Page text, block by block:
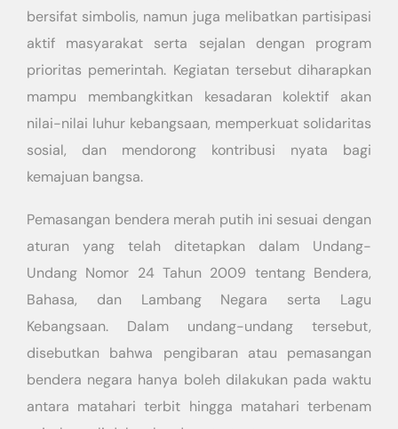
bersifat simbolis, namun juga melibatkan partisipasi
aktif masyarakat serta sejalan dengan program
prioritas pemerintah. Kegiatan tersebut diharapkan
mampu membangkitkan kesadaran kolektif akan
nilai-nilai luhur kebangsaan, memperkuat solidaritas
sosial, dan mendorong kontribusi nyata bagi
kemajuan bangsa.
Pemasangan bendera merah putih ini sesuai dengan
aturan yang telah ditetapkan dalam Undang-
Undang Nomor 24 Tahun 2009 tentang Bendera,
Bahasa, dan Lambang Negara serta Lagu
Kebangsaan. Dalam undang-undang tersebut,
disebutkan bahwa pengibaran atau pemasangan
bendera negara hanya boleh dilakukan pada waktu
antara matahari terbit hingga matahari terbenam